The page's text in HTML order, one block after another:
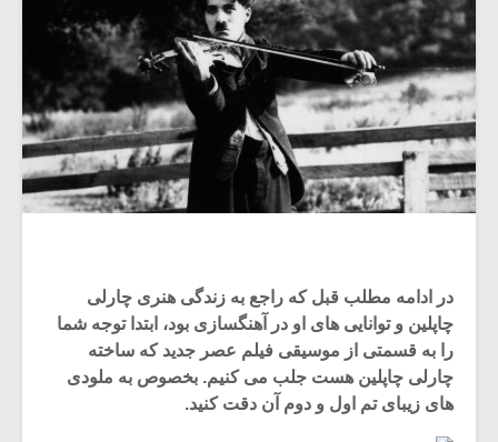
در ادامه مطلب قبل که راجع به زندگی هنری چارلی
چاپلین و توانایی های او در آهنگسازی بود، ابتدا توجه شما
را به قسمتی از موسیقی فیلم عصر جدید که ساخته
چارلی چاپلین هست جلب می کنیم. بخصوص به ملودی
های زیبای تم اول و دوم آن دقت کنید.